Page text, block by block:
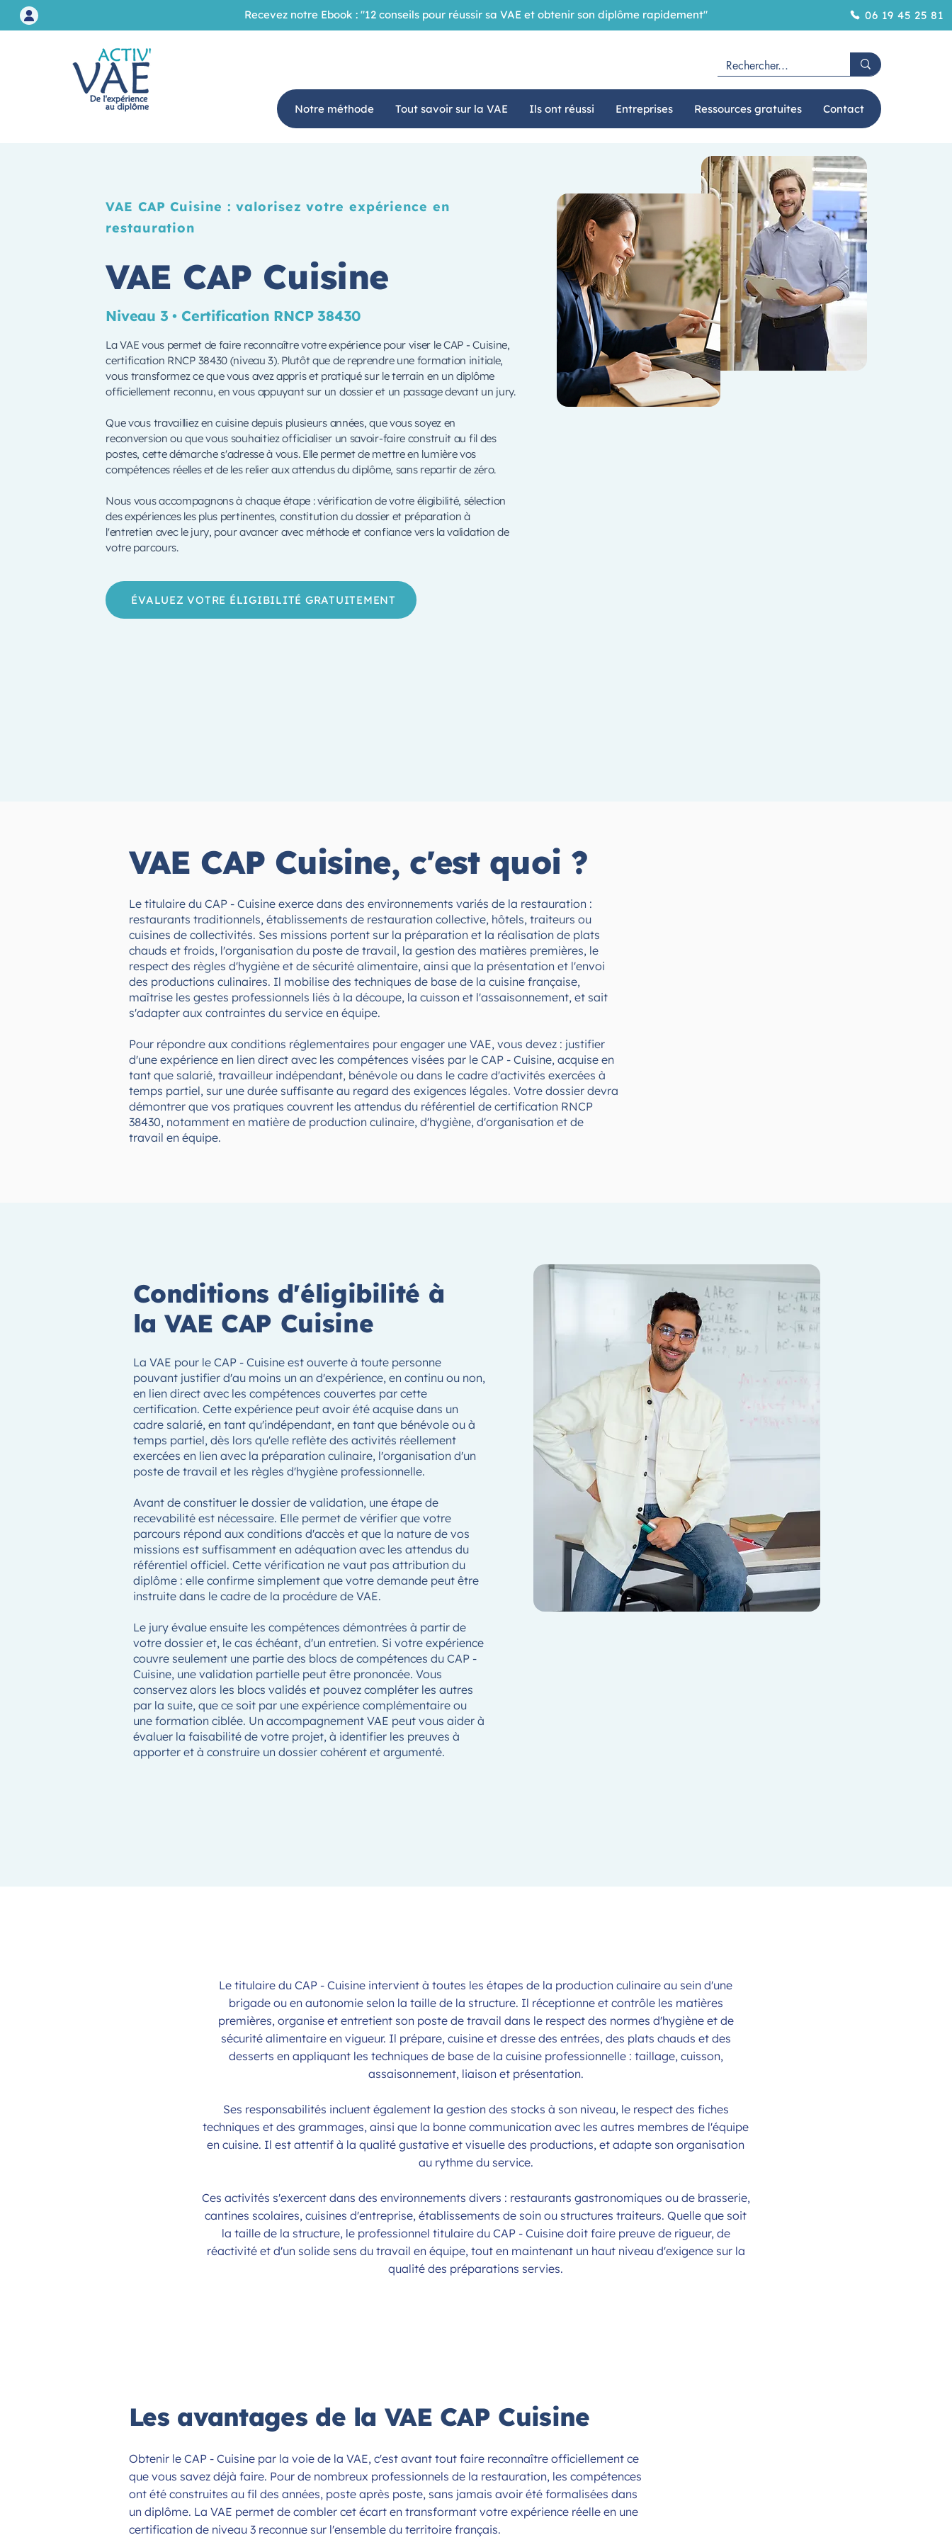
Recevez notre Ebook : "12 conseils pour réussir sa VAE et obtenir son diplôme rapidement" 06 19 45 25 81
Notre méthode Tout savoir sur la VAE Ils ont réussi Entreprises Ressources gratuites Contact
VAE CAP Cuisine : valorisez votre expérience en
restauration
VAE CAP Cuisine
Niveau 3 • Certification RNCP 38430
La VAE vous permet de faire reconnaître votre expérience pour viser le CAP - Cuisine,
certification RNCP 38430 (niveau 3). Plutôt que de reprendre une formation initiale,
vous transformez ce que vous avez appris et pratiqué sur le terrain en un diplôme
officiellement reconnu, en vous appuyant sur un dossier et un passage devant un jury.
Que vous travailliez en cuisine depuis plusieurs années, que vous soyez en
reconversion ou que vous souhaitiez officialiser un savoir-faire construit au fil des
postes, cette démarche s'adresse à vous. Elle permet de mettre en lumière vos
compétences réelles et de les relier aux attendus du diplôme, sans repartir de zéro.
Nous vous accompagnons à chaque étape : vérification de votre éligibilité, sélection
des expériences les plus pertinentes, constitution du dossier et préparation à
l'entretien avec le jury, pour avancer avec méthode et confiance vers la validation de
votre parcours.
ÉVALUEZ VOTRE ÉLIGIBILITÉ GRATUITEMENT
VAE CAP Cuisine, c'est quoi ?
Le titulaire du CAP - Cuisine exerce dans des environnements variés de la restauration :
restaurants traditionnels, établissements de restauration collective, hôtels, traiteurs ou
cuisines de collectivités. Ses missions portent sur la préparation et la réalisation de plats
chauds et froids, l'organisation du poste de travail, la gestion des matières premières, le
respect des règles d'hygiène et de sécurité alimentaire, ainsi que la présentation et l'envoi
des productions culinaires. Il mobilise des techniques de base de la cuisine française,
maîtrise les gestes professionnels liés à la découpe, la cuisson et l'assaisonnement, et sait
s'adapter aux contraintes du service en équipe.
Pour répondre aux conditions réglementaires pour engager une VAE, vous devez : justifier
d'une expérience en lien direct avec les compétences visées par le CAP - Cuisine, acquise en
tant que salarié, travailleur indépendant, bénévole ou dans le cadre d'activités exercées à
temps partiel, sur une durée suffisante au regard des exigences légales. Votre dossier devra
démontrer que vos pratiques couvrent les attendus du référentiel de certification RNCP
38430, notamment en matière de production culinaire, d'hygiène, d'organisation et de
travail en équipe.
Conditions d'éligibilité à
la VAE CAP Cuisine
La VAE pour le CAP - Cuisine est ouverte à toute personne
pouvant justifier d'au moins un an d'expérience, en continu ou non,
en lien direct avec les compétences couvertes par cette
certification. Cette expérience peut avoir été acquise dans un
cadre salarié, en tant qu'indépendant, en tant que bénévole ou à
temps partiel, dès lors qu'elle reflète des activités réellement
exercées en lien avec la préparation culinaire, l'organisation d'un
poste de travail et les règles d'hygiène professionnelle.
Avant de constituer le dossier de validation, une étape de
recevabilité est nécessaire. Elle permet de vérifier que votre
parcours répond aux conditions d'accès et que la nature de vos
missions est suffisamment en adéquation avec les attendus du
référentiel officiel. Cette vérification ne vaut pas attribution du
diplôme : elle confirme simplement que votre demande peut être
instruite dans le cadre de la procédure de VAE.
Le jury évalue ensuite les compétences démontrées à partir de
votre dossier et, le cas échéant, d'un entretien. Si votre expérience
couvre seulement une partie des blocs de compétences du CAP -
Cuisine, une validation partielle peut être prononcée. Vous
conservez alors les blocs validés et pouvez compléter les autres
par la suite, que ce soit par une expérience complémentaire ou
une formation ciblée. Un accompagnement VAE peut vous aider à
évaluer la faisabilité de votre projet, à identifier les preuves à
apporter et à construire un dossier cohérent et argumenté.
Le titulaire du CAP - Cuisine intervient à toutes les étapes de la production culinaire au sein d'une
brigade ou en autonomie selon la taille de la structure. Il réceptionne et contrôle les matières
premières, organise et entretient son poste de travail dans le respect des normes d'hygiène et de
sécurité alimentaire en vigueur. Il prépare, cuisine et dresse des entrées, des plats chauds et des
desserts en appliquant les techniques de base de la cuisine professionnelle : taillage, cuisson,
assaisonnement, liaison et présentation.
Ses responsabilités incluent également la gestion des stocks à son niveau, le respect des fiches
techniques et des grammages, ainsi que la bonne communication avec les autres membres de l'équipe
en cuisine. Il est attentif à la qualité gustative et visuelle des productions, et adapte son organisation
au rythme du service.
Ces activités s'exercent dans des environnements divers : restaurants gastronomiques ou de brasserie,
cantines scolaires, cuisines d'entreprise, établissements de soin ou structures traiteurs. Quelle que soit
la taille de la structure, le professionnel titulaire du CAP - Cuisine doit faire preuve de rigueur, de
réactivité et d'un solide sens du travail en équipe, tout en maintenant un haut niveau d'exigence sur la
qualité des préparations servies.
Les avantages de la VAE CAP Cuisine
Obtenir le CAP - Cuisine par la voie de la VAE, c'est avant tout faire reconnaître officiellement ce
que vous savez déjà faire. Pour de nombreux professionnels de la restauration, les compétences
ont été construites au fil des années, poste après poste, sans jamais avoir été formalisées dans
un diplôme. La VAE permet de combler cet écart en transformant votre expérience réelle en une
certification de niveau 3 reconnue sur l'ensemble du territoire français.